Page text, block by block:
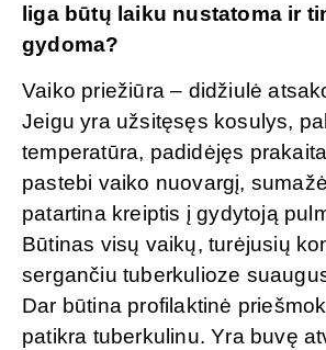
liga būtų laiku nustatoma ir
gydoma?
Vaiko priežiūra – didžiulė
Jeigu yra užsitęsęs kosulys,
temperatūra, padidėjęs
pastebi vaiko nuovargį,
patartina kreiptis į gydytoją
Būtinas visų vaikų, turėjusių
sergančiu tuberkulioze
Dar būtina profilaktinė
patikra tuberkulinu. Yra buvę